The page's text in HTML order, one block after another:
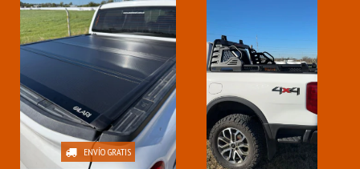
ENVÍO GRATIS